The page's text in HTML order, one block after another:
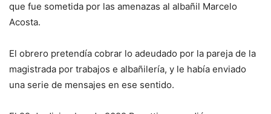
que fue sometida por las amenazas al albañil Marcelo
Acosta.
El obrero pretendía cobrar lo adeudado por la pareja de la
magistrada por trabajos e albañilería, y le había enviado
una serie de mensajes en ese sentido.